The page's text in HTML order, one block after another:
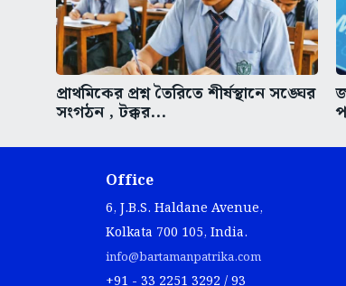
প্রাথমিকের প্রশ্ন তৈরিতে শীর্ষস্থানে সঙ্ঘের
সংগঠন , টক্কর...
Office
6, J.B.S. Haldane Avenue,
Kolkata 700 105, India.
info@bartamanpatrika.com
+91 - 33 2251 3292 / 93